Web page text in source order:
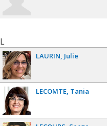
L
LAURIN Julie
LECOMTE Tania